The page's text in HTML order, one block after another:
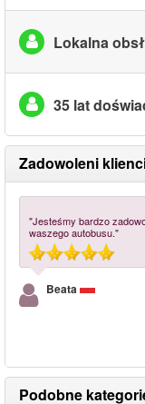
Lokalna
35 lat
Zadowoleni
"Jesteśmy bardzo
waszego autobusu."
Beata
Podobne